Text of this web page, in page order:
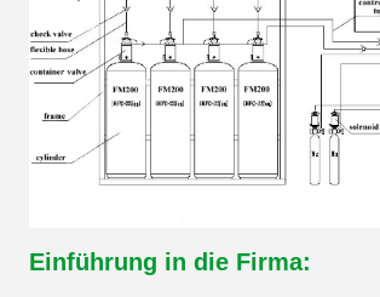
Einführung in die Firma: